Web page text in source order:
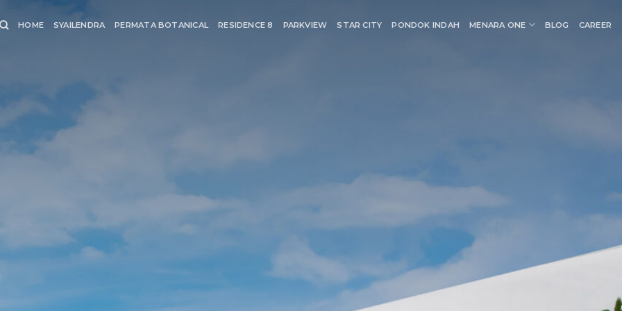
HOME SYAILENDRA PERMATA BOTANICAL RESIDENCE 8 PARKVIEW STAR CITY PONDOK INDAH MENARA ONE BLOG CAREER